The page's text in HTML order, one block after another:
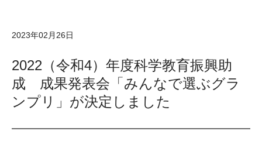
設立趣意書 財団概要
沿革 40年史デジタルブック
40年史別冊
中谷財団事業紹介 中谷賞
神戸賞 長期大型研究助成
研究助成 交流助成
中谷財団動画紹介
その他情報
その他情報
個人情報保護に関する
お問い合わせ
2023年02月26日
2022（令和4）年度科学教育振興助
成 成果発表会「みんなで選ぶグラ
ンプリ」が決定しました